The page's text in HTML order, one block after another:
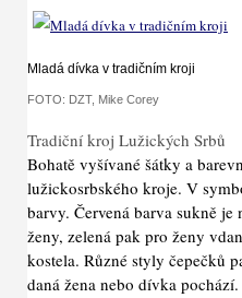
Mladá dívka v tradičním kroji
FOTO: DZT, Mike Corey
Tradiční kroj Lužických Srbů
Bohatě vyšívané šátky a
lužickosrbského kroje. V
barvy. Červená barva sukně
ženy, zelená pak pro ženy
kostela. Různé styly čepečků
daná žena nebo dívka pochází.